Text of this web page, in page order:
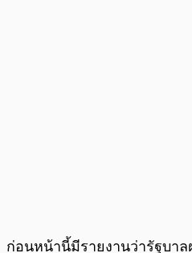
ก่อนหน้านี้มีรายงานว่ารัฐบาล